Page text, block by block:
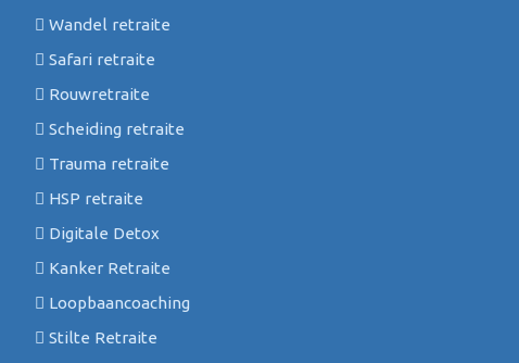
Wandel retraite
Safari retraite
Rouwretraite
Scheiding retraite
Trauma retraite
HSP retraite
Digitale Detox
Kanker Retraite
Loopbaancoaching
Stilte Retraite